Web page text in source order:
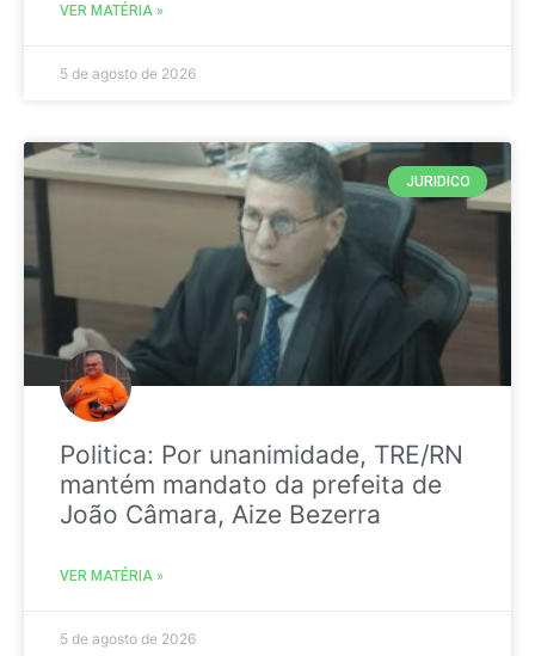
VER MATÉRIA »
5 de agosto de 2026
JURIDICO
Politica: Por unanimidade, TRE/RN
mantém mandato da prefeita de
João Câmara, Aize Bezerra
VER MATÉRIA »
5 de agosto de 2026